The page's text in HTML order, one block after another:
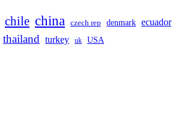
chile china czech rep denmark ecuador
thailand turkey uk USA